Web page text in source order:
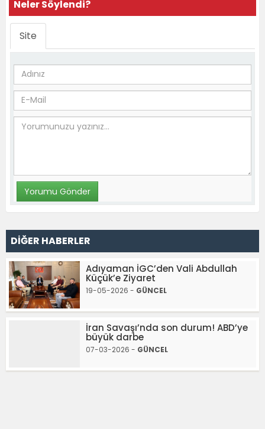
Neler Söylendi?
Site
DİĞER HABERLER
Adıyaman İGC’den Vali Abdullah
Küçük’e Ziyaret
19-05-2026 - GÜNCEL
İran Savaşı’nda son durum! ABD’ye
büyük darbe
07-03-2026 - GÜNCEL